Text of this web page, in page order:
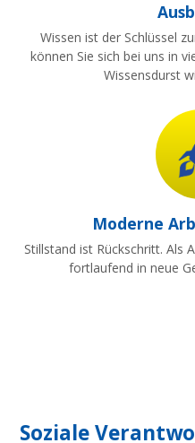
Wissen ist der Schlüssel
können Sie sich bei uns in
Wissensdurst
Moderne
Stillstand ist Rückschritt. Als
fortlaufend in neue
Soziale Verantwortung von